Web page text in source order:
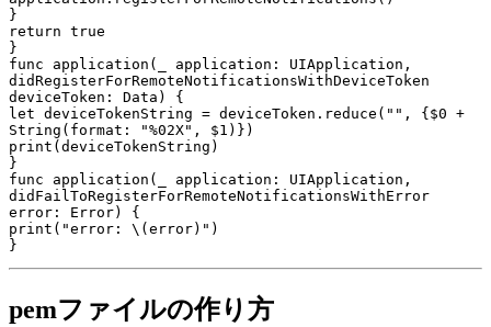
}
return true
}
func application(_ application: UIApplication,
didRegisterForRemoteNotificationsWithDeviceToken
deviceToken: Data) {
let deviceTokenString = deviceToken.reduce("", {$0 +
String(format: "%02X", $1)})
print(deviceTokenString)
}
func application(_ application: UIApplication,
didFailToRegisterForRemoteNotificationsWithError
error: Error) {
print("error: \(error)")
pemファイルの作り方